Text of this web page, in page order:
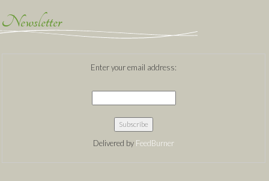
Newsletter
Enter your email address:
Delivered by FeedBurner